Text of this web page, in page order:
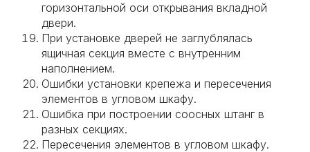
горизонтальной оси открывания вкладной
двери.
При установке дверей не заглублялась
ящичная секция вместе с внутренним
наполнением.
Ошибки установки крепежа и пересечения
элементов в угловом шкафу.
Ошибка при построении соосных штанг в
разных секциях.
Пересечения элементов в угловом шкафу.